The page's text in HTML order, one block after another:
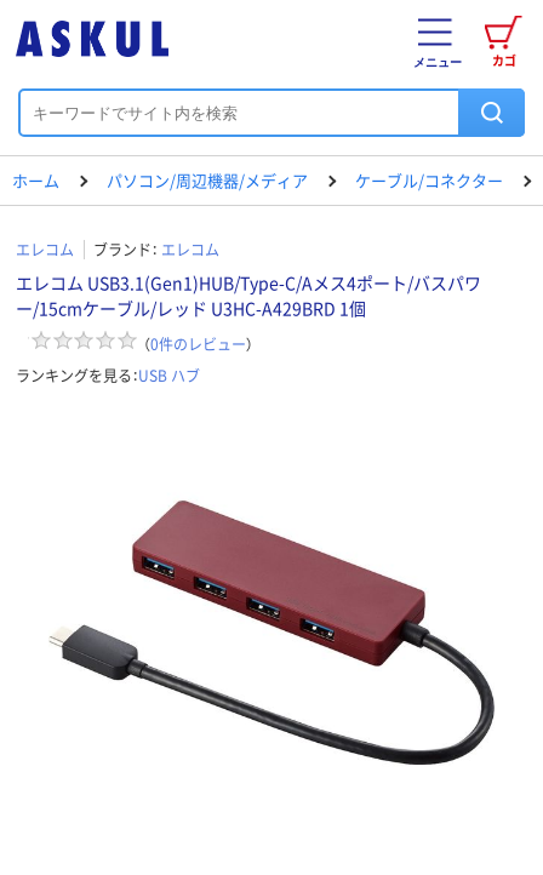
カゴ
メニュー
ホーム パソコン/周辺機器/メディア ケーブル/コネクター
エレコム ブランド： エレコム
エレコム USB3.1(Gen1)HUB/Type-C/Aメス4ポート/バスパワ
ー/15cmケーブル/レッド U3HC-A429BRD 1個
（0件のレビュー）
ランキングを見る：USB ハブ